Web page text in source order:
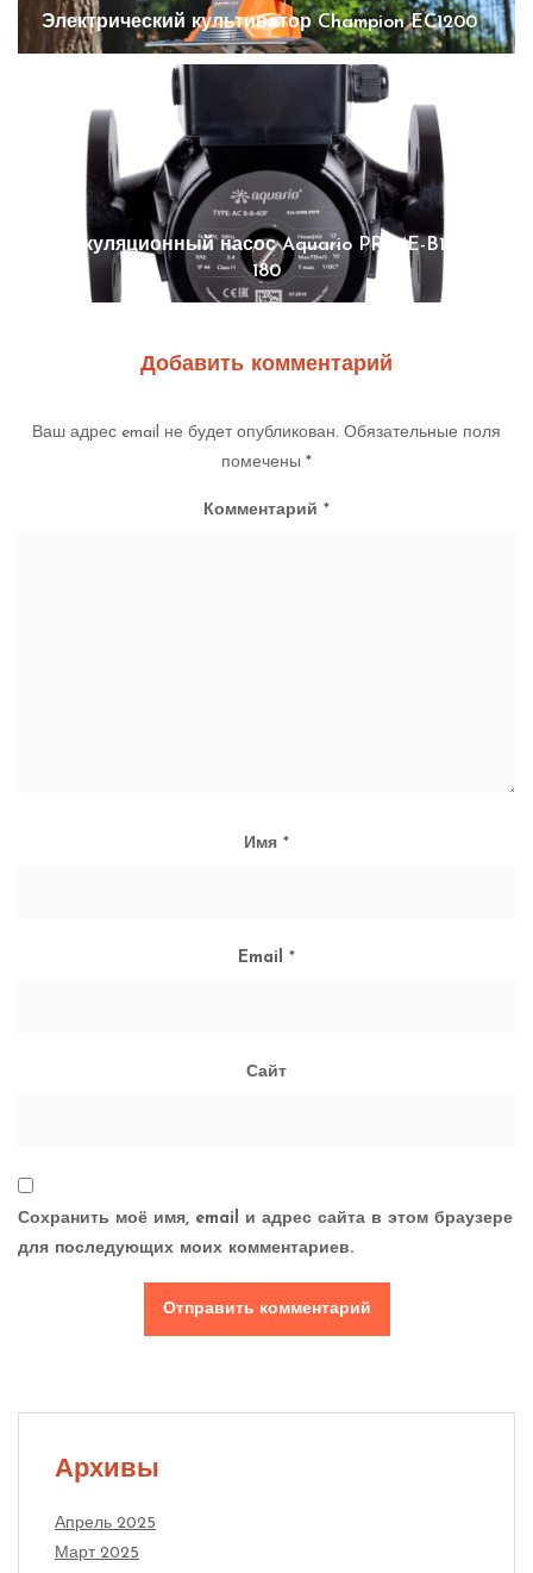
Электрический культиватор Champion EC1200
Циркуляционный насос Aquario PRIME-B1-258-
180
Добавить комментарий
Ваш адрес email не будет опубликован. Обязательные поля
помечены *
Комментарий *
Имя *
Email *
Сайт
Сохранить моё имя, email и адрес сайта в этом браузере
для последующих моих комментариев.
Архивы
Апрель 2025
Март 2025